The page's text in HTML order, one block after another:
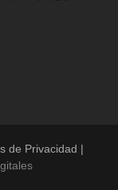
de Privacidad |